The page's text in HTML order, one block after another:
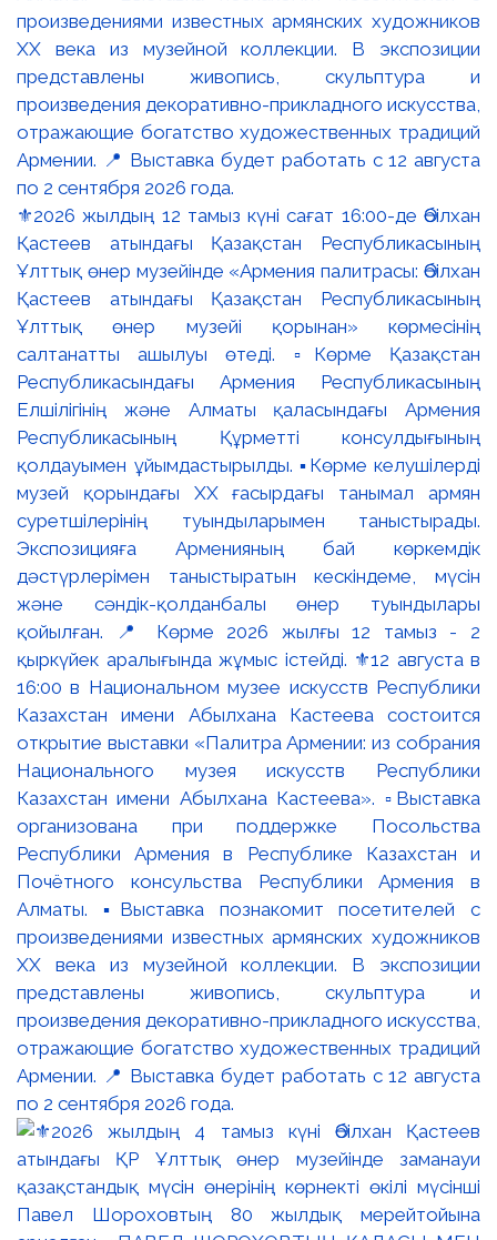
⚜️2026 жылдың 12 тамыз күні сағат 16:00-де Әбілхан
Қастеев атындағы Қазақстан Республикасының
Ұлттық өнер музейінде «Армения палитрасы: Әбілхан
Қастеев атындағы Қазақстан Республикасының
Ұлттық өнер музейі қорынан» көрмесінің
салтанатты ашылуы өтеді. ▫️Көрме Қазақстан
Республикасындағы Армения Республикасының
Елшілігінің және Алматы қаласындағы Армения
Республикасының Құрметті консулдығының
қолдауымен ұйымдастырылды. ▪️Көрме келушілерді
музей қорындағы ХХ ғасырдағы танымал армян
суретшілерінің туындыларымен таныстырады.
Экспозицияға Арменияның бай көркемдік
дәстүрлерімен таныстыратын кескіндеме, мүсін
және сәндік-қолданбалы өнер туындылары
қойылған. 📍 Көрме 2026 жылғы 12 тамыз - 2
қыркүйек аралығында жұмыс істейді. ⚜️12 августа в
16:00 в Национальном музее искусств Республики
Казахстан имени Абылхана Кастеева состоится
открытие выставки «Палитра Армении: из собрания
Национального музея искусств Республики
Казахстан имени Абылхана Кастеева». ▫️Выставка
организована при поддержке Посольства
Республики Армения в Республике Казахстан и
Почётного консульства Республики Армения в
Алматы. ▪️Выставка познакомит посетителей с
произведениями известных армянских художников
XX века из музейной коллекции. В экспозиции
представлены живопись, скульптура и
произведения декоративно-прикладного искусства,
отражающие богатство художественных традиций
Армении. 📍 Выставка будет работать с 12 августа
по 2 сентября 2026 года.